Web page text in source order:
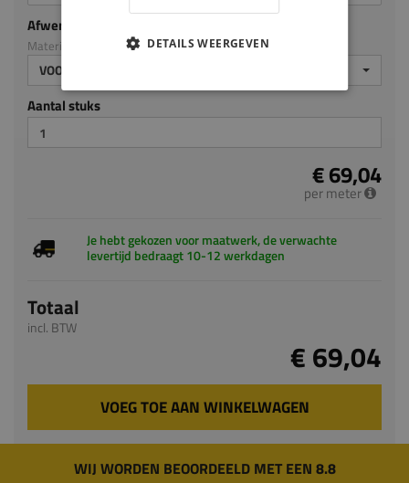
Afwerking
Materiaal: MDF v313
VOORGELAKT
Aantal stuks
€ 69,04
per meter
Je hebt gekozen voor maatwerk, de verwachte
levertijd bedraagt 10-12 werkdagen
Totaal
incl. BTW
€ 69,04
VOEG TOE AAN WINKELWAGEN
WIJ WORDEN BEOORDEELD MET EEN 8.8
DETAILS WEERGEVEN